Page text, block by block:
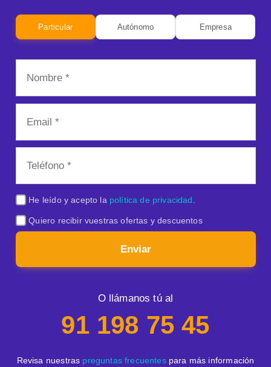
Particular Autónomo Empresa
He leído y acepto la política de privacidad.
Quiero recibir vuestras ofertas y descuentos
Enviar
O llámanos tú al
91 198 75 45
Revisa nuestras preguntas frecuentespara más información